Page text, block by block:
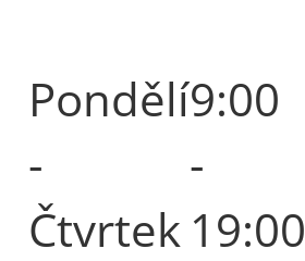
Pondělí
-
Čtvrtek
9:00
-
19:00